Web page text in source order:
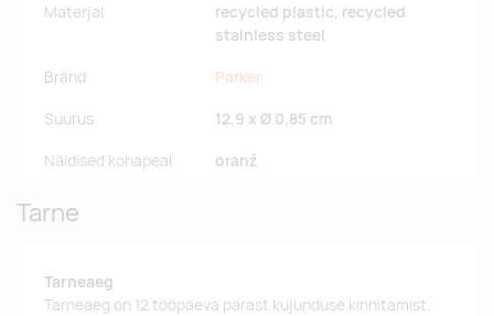
Materjal
recycled plastic, recycled
stainless steel
Bränd Parker
Suurus 12,9 x Ø 0,85 cm
Näidised kohapeal oranž
Tarne
Tarneaeg
Tarneaeg on 12 tööpäeva pärast kujunduse kinnitamist.